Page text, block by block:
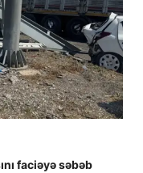
faciəyə səbəb